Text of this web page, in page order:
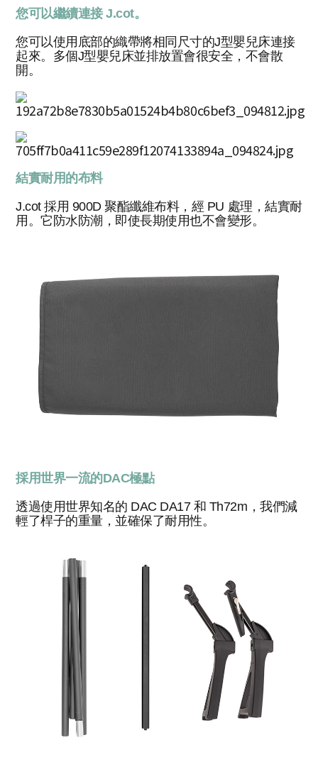
您可以繼續連接 J.cot。
您可以使用底部的織帶將相同尺寸的J型嬰兒床連接
起來。多個J型嬰兒床並排放置會很安全，不會散
開。
結實耐用的布料
J.cot 採用 900D 聚酯纖維布料，經 PU 處理，結實耐
用。它防水防潮，即使長期使用也不會變形。
採用世界一流的DAC極點
透過使用世界知名的 DAC DA17 和 Th72m，我們減
輕了桿子的重量，並確保了耐用性。